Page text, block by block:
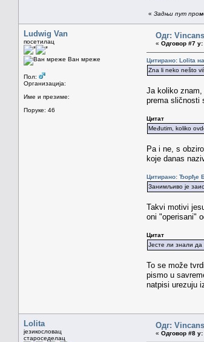
« Задњи пут
Ludwig Van
посетилац
Ван мреже
Пол:
Организација:
Име и презиме:
Поруке: 46
Одг:
« Одговор #7 у:
Цитирано: Lolita
Zna li neko nešto
Ja koliko znam,
prema sličnosti
Цитат
Međutim, koliko
Pa i ne, s
koje danas
Цитирано: Ђорђе
Занимљиво је
Takvi motivi
oni "operisani"
Цитат
Јесте ли знали да
To se može
pismo u
natpisi urezuju
Lolita
језикословац
староседелац
Одг:
« Одговор #8 у: